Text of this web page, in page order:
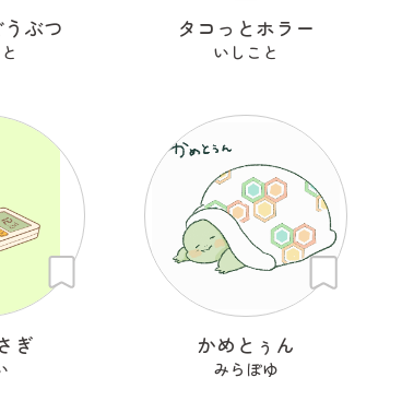
ぶつ タコっとホラー
いしこと
ぎ かめとぅん
みらぽゆ